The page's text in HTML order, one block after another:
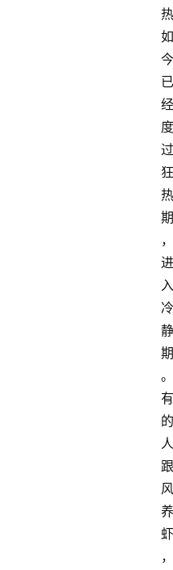
热
如
今
已
经
度
过
狂
热
期
，
进
入
冷
静
期
。
有
的
人
跟
风
养
虾
，